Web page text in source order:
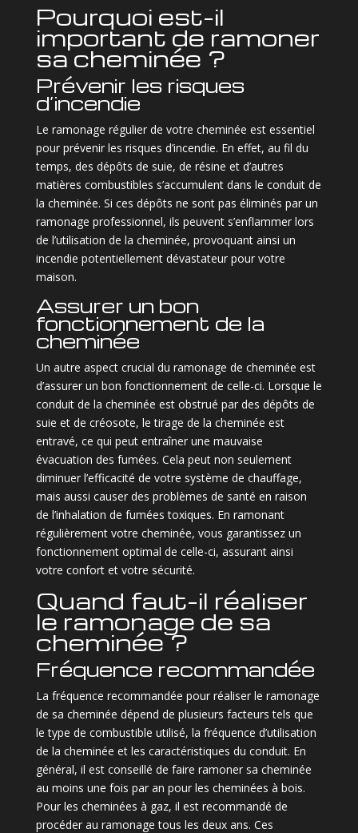
Pourquoi est-il
important de ramoner
sa cheminée ?
Prévenir les risques
d’incendie
Le ramonage régulier de votre cheminée est essentiel
pour prévenir les risques d’incendie. En effet, au fil du
temps, des dépôts de suie, de résine et d’autres
matières combustibles s’accumulent dans le conduit de
la cheminée. Si ces dépôts ne sont pas éliminés par un
ramonage professionnel, ils peuvent s’enflammer lors
de l’utilisation de la cheminée, provoquant ainsi un
incendie potentiellement dévastateur pour votre
maison.
Assurer un bon
fonctionnement de la
cheminée
Un autre aspect crucial du ramonage de cheminée est
d’assurer un bon fonctionnement de celle-ci. Lorsque le
conduit de la cheminée est obstrué par des dépôts de
suie et de créosote, le tirage de la cheminée est
entravé, ce qui peut entraîner une mauvaise
évacuation des fumées. Cela peut non seulement
diminuer l’efficacité de votre système de chauffage,
mais aussi causer des problèmes de santé en raison
de l’inhalation de fumées toxiques. En ramonant
régulièrement votre cheminée, vous garantissez un
fonctionnement optimal de celle-ci, assurant ainsi
votre confort et votre sécurité.
Quand faut-il réaliser
le ramonage de sa
cheminée ?
Fréquence recommandée
La fréquence recommandée pour réaliser le ramonage
de sa cheminée dépend de plusieurs facteurs tels que
le type de combustible utilisé, la fréquence d’utilisation
de la cheminée et les caractéristiques du conduit. En
général, il est conseillé de faire ramoner sa cheminée
au moins une fois par an pour les cheminées à bois.
Pour les cheminées à gaz, il est recommandé de
procéder au ramonage tous les deux ans. Ces